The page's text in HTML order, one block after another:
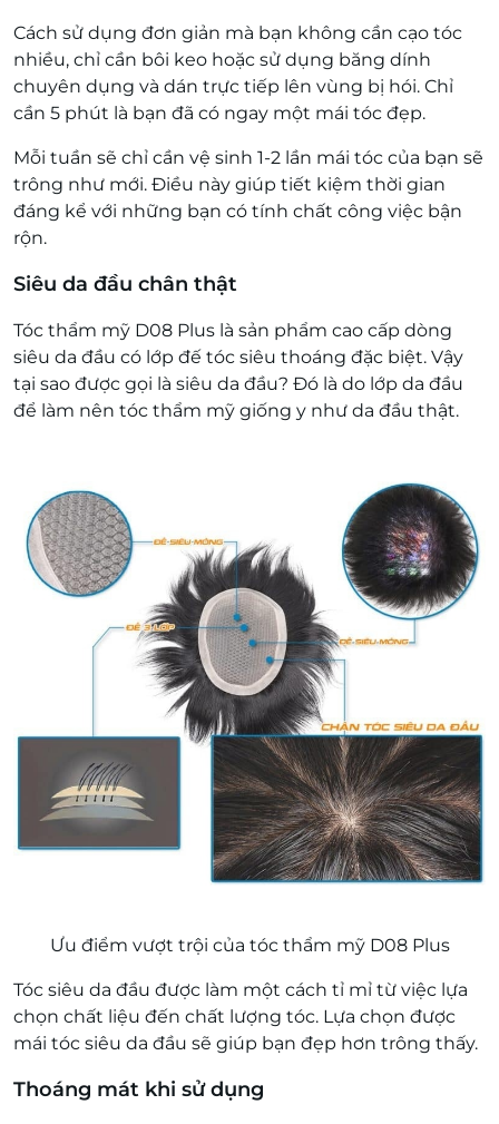
Cách sử dụng đơn giản mà bạn không cần cạo tóc
nhiều, chỉ cần bôi keo hoặc sử dụng băng dính
chuyên dụng và dán trực tiếp lên vùng bị hói. Chỉ
cần 5 phút là bạn đã có ngay một mái tóc đẹp.
Mỗi tuần sẽ chỉ cần vệ sinh 1-2 lần mái tóc của bạn sẽ
trông như mới. Điều này giúp tiết kiệm thời gian
đáng kể với những bạn có tính chất công việc bận
rộn.
Siêu da đầu chân thật
Tóc thẩm mỹ D08 Plus là sản phẩm cao cấp dòng
siêu da đầu có lớp đế tóc siêu thoáng đặc biệt. Vậy
tại sao được gọi là siêu da đầu? Đó là do lớp da đầu
để làm nên tóc thẩm mỹ giống y như da đầu thật.
Ưu điểm vượt trội của tóc thẩm mỹ D08 Plus
Tóc siêu da đầu được làm một cách tỉ mỉ từ việc lựa
chọn chất liệu đến chất lượng tóc. Lựa chọn được
mái tóc siêu da đầu sẽ giúp bạn đẹp hơn trông thấy.
Thoáng mát khi sử dụng